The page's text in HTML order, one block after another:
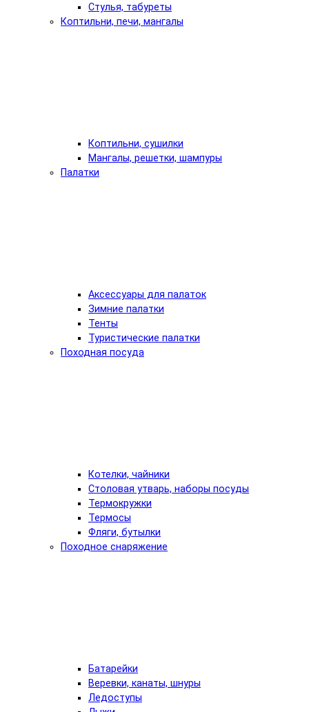
Стулья, табуреты
Коптильни, печи, мангалы
Коптильни, сушилки
Мангалы, решетки, шампуры
Палатки
Аксессуары для палаток
Зимние палатки
Тенты
Туристические палатки
Походная посуда
Котелки, чайники
Столовая утварь, наборы посуды
Термокружки
Термосы
Фляги, бутылки
Походное снаряжение
Батарейки
Веревки, канаты, шнуры
Ледоступы